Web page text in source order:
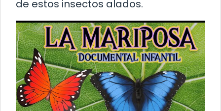
de estos insectos alados.